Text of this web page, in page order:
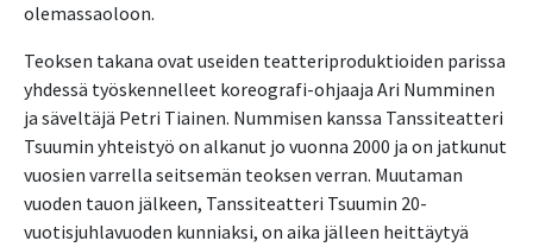
olemassaoloon.
Teoksen takana ovat useiden teatteriproduktioiden parissa
yhdessä työskennelleet koreografi-ohjaaja Ari Numminen
ja säveltäjä Petri Tiainen. Nummisen kanssa Tanssiteatteri
Tsuumin yhteistyö on alkanut jo vuonna 2000 ja on jatkunut
vuosien varrella seitsemän teoksen verran. Muutaman
vuoden tauon jälkeen, Tanssiteatteri Tsuumin 20-
vuotisjuhlavuoden kunniaksi, on aika jälleen heittäytyä